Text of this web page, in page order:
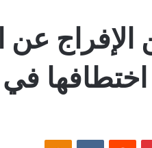
الإفراج
في
بينتيريست